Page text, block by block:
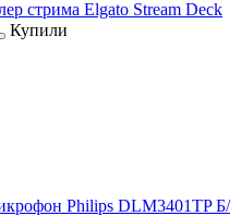
стрима Elgato Stream Deck
Купили
Philips DLM3401TP Б/